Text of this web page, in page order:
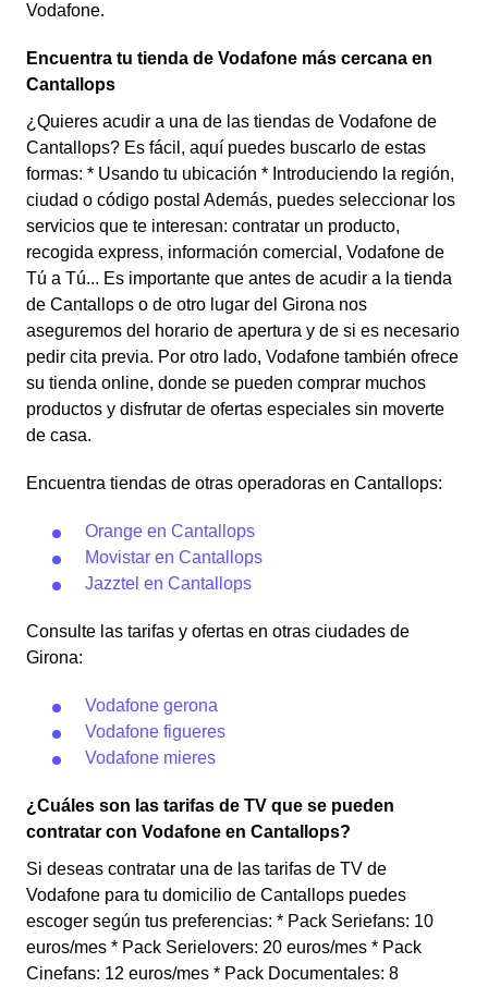
Vodafone.
Encuentra tu tienda de Vodafone más cercana en
Cantallops
¿Quieres acudir a una de las tiendas de Vodafone de
Cantallops? Es fácil, aquí puedes buscarlo de estas
formas: * Usando tu ubicación * Introduciendo la región,
ciudad o código postal Además, puedes seleccionar los
servicios que te interesan: contratar un producto,
recogida express, información comercial, Vodafone de
Tú a Tú... Es importante que antes de acudir a la tienda
de Cantallops o de otro lugar del Girona nos
aseguremos del horario de apertura y de si es necesario
pedir cita previa. Por otro lado, Vodafone también ofrece
su tienda online, donde se pueden comprar muchos
productos y disfrutar de ofertas especiales sin moverte
de casa.
Encuentra tiendas de otras operadoras en Cantallops:
Orange en Cantallops
Movistar en Cantallops
Jazztel en Cantallops
Consulte las tarifas y ofertas en otras ciudades de
Girona:
Vodafone gerona
Vodafone figueres
Vodafone mieres
¿Cuáles son las tarifas de TV que se pueden
contratar con Vodafone en Cantallops?
Si deseas contratar una de las tarifas de TV de
Vodafone para tu domicilio de Cantallops puedes
escoger según tus preferencias: * Pack Seriefans: 10
euros/mes * Pack Serielovers: 20 euros/mes * Pack
Cinefans: 12 euros/mes * Pack Documentales: 8